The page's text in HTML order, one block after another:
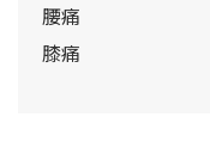
腰痛
膝痛